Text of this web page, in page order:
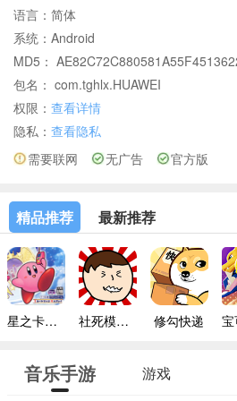
语言： 简体
系统： Android
MD5：
包名： com.tghlx.HUAWEI
权限： 查看详情
隐私： 查看隐私
需要联网 无广告 官方版
精品推荐 最新推荐
星之卡比镜之迷宫手机版 社死模拟器无广告版 修勾快递
音乐手游 游戏